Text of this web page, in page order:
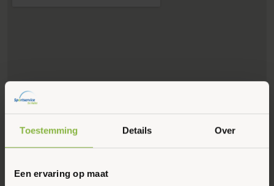
Toestemming Details Over
Een ervaring op maat